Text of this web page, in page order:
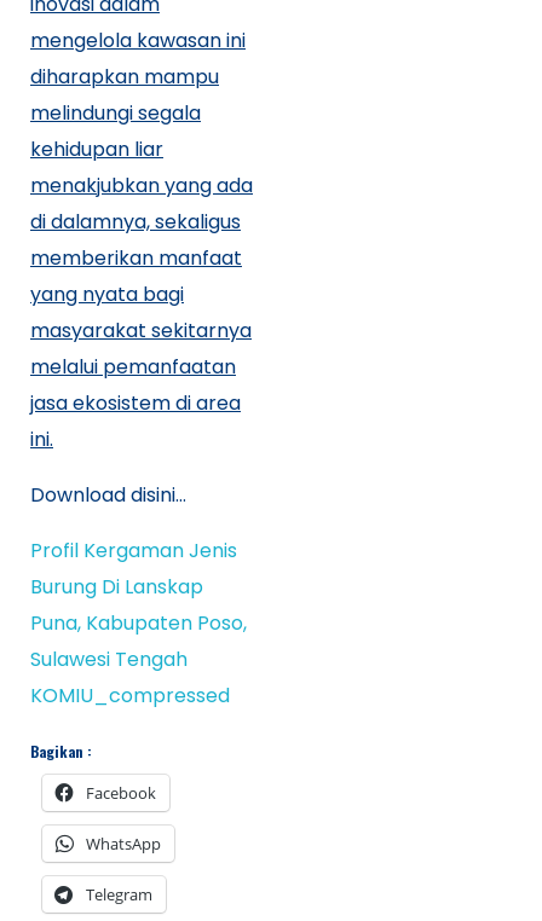
mengelola kawasan ini
diharapkan mampu
melindungi segala
kehidupan liar
menakjubkan yang ada
di dalamnya, sekaligus
memberikan manfaat
yang nyata bagi
masyarakat sekitarnya
melalui pemanfaatan
jasa ekosistem di area
ini.
Download disini…
Profil Kergaman Jenis
Burung Di Lanskap
Puna, Kabupaten Poso,
Sulawesi Tengah
KOMIU_compressed
Bagikan :
Facebook
WhatsApp
Telegram